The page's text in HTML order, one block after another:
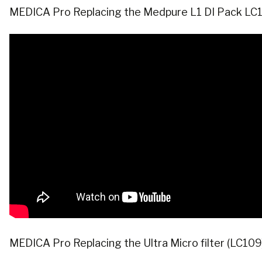
MEDICA Pro Replacing the Medpure L1 DI Pack
MEDICA Pro Replacing the Ultra Micro filter